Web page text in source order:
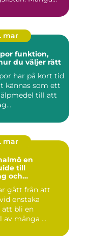
mar
du väljer rätt
har på kort tid
kännas som ett
till att
mar
en
till
och
gått från att
enstaka
bli en
av många ...